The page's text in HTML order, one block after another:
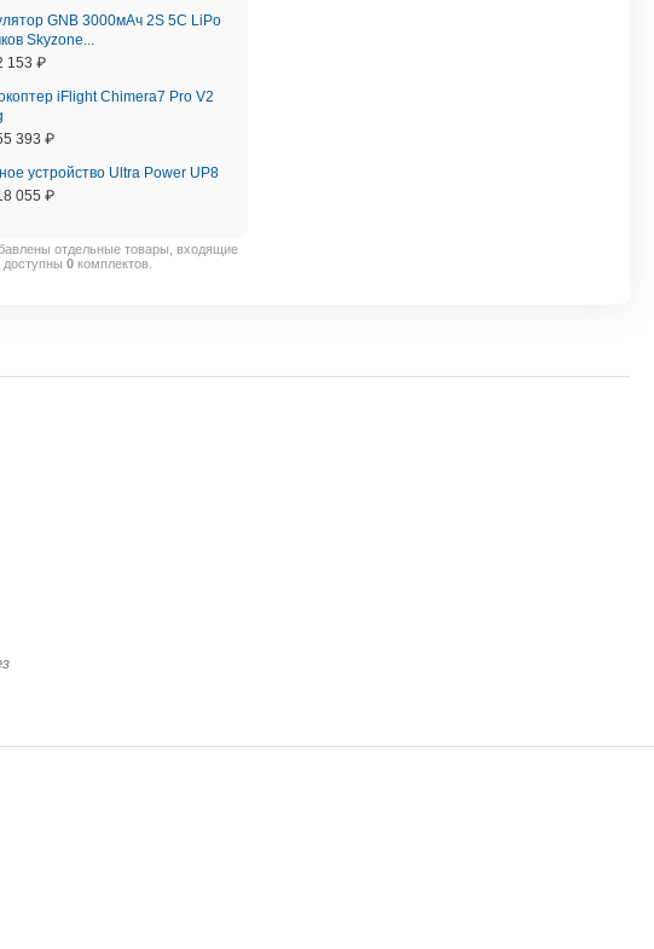
GNB 3000мАч 2S 5C LiPo
Skyzone...
153 ₽
iFlight Chimera7 Pro V2
393 ₽
устройство Ultra Power UP8
055 ₽
отдельные товары, входящие
доступны 0 комплектов.